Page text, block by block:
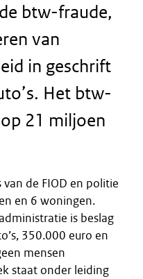
btw-fraude,
van
in geschrift
Het btw-
21 miljoen
de FIOD en politie
en 6 woningen.
is beslag
350.000 euro en
mensen
staat onder leiding